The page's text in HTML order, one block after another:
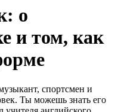
о
и том, как
спортсмен и
Ты можешь знать его